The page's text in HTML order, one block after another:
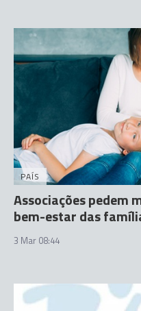
PAÍS
Associações pedem
bem-estar das
3 Mar 08:44